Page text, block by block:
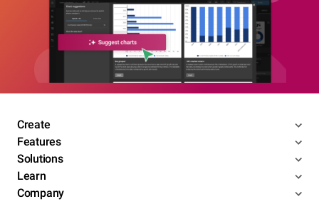
Create
Features
Solutions
Learn
Company